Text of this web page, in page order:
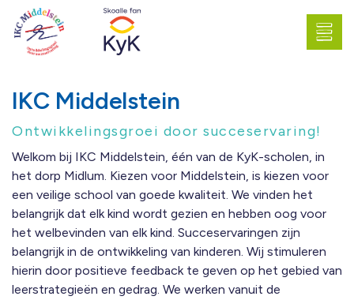
IKC Middelstein
Ontwikkelingsgroei door succeservaring!
Welkom bij IKC Middelstein, één van de KyK-scholen, in
het dorp Midlum. Kiezen voor Middelstein, is kiezen voor
een veilige school van goede kwaliteit. We vinden het
belangrijk dat elk kind wordt gezien en hebben oog voor
het welbevinden van elk kind. Succeservaringen zijn
belangrijk in de ontwikkeling van kinderen. Wij stimuleren
hierin door positieve feedback te geven op het gebied van
leerstrategieën en gedrag. We werken vanuit de